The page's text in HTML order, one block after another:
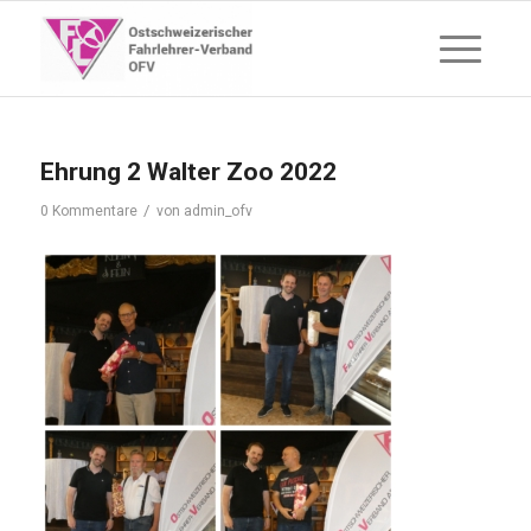
Ehrung 2 Walter Zoo 2022
0 Kommentare / von admin_ofv